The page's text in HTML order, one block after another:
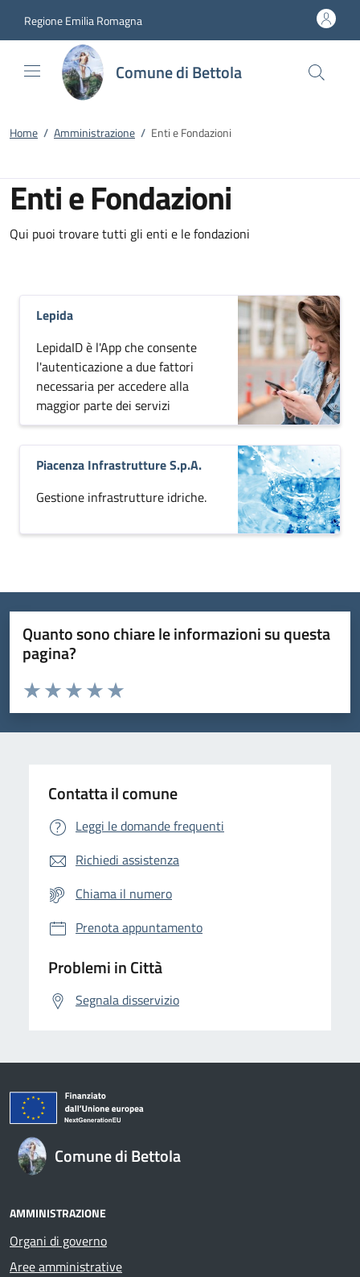
Regione Emilia Romagna
Comune di Bettola
Home / Amministrazione / Enti e Fondazioni
Enti e Fondazioni
Qui puoi trovare tutti gli enti e le fondazioni
Lepida
LepidaID è l'App che consente
l'autenticazione a due fattori
necessaria per accedere alla
maggior parte dei servizi
Piacenza Infrastrutture S.p.A.
Gestione infrastrutture idriche.
Quanto sono chiare le informazioni su questa
pagina?
Domanda
Valuta da 1 a 5 stelle la pagina
Valuta 5 stelle su 5
Valuta 4 stelle su 5
Valuta 3 stelle su 5
Valuta 2 stelle su 5
Valuta 1 stelle su 5
Contatta il comune
Leggi le domande frequenti
Richiedi assistenza
Chiama il numero
Prenota appuntamento
Problemi in Città
Segnala disservizio
Comune di Bettola
AMMINISTRAZIONE
Organi di governo
Aree amministrative